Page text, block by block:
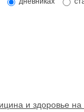
и здоровье на